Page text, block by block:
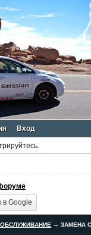
Вход
ОБСЛУЖИВАНИЕ →ЗАМЕНА